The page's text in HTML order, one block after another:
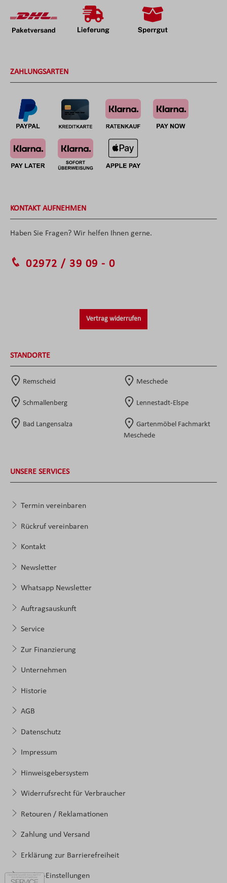
ZAHLUNGSARTEN
KONTAKT AUFNEHMEN
Haben Sie Fragen? Wir helfen Ihnen gerne.
02972 / 39 09 - 0
Vertrag widerrufen
STANDORTE
Remscheid Meschede
Schmallenberg Lennestadt-Elspe
Bad Langensalza
Gartenmöbel Fachmarkt
Meschede
UNSERE SERVICES
Termin vereinbaren
Rückruf vereinbaren
Kontakt
Newsletter
Whatsapp Newsletter
Auftragsauskunft
Service
Zur Finanzierung
Unternehmen
Historie
AGB
Datenschutz
Impressum
Hinweisgebersystem
Widerrufsrecht für Verbraucher
Retouren / Reklamationen
Zahlung und Versand
Erklärung zur Barrierefreiheit
Cookie-Einstellungen